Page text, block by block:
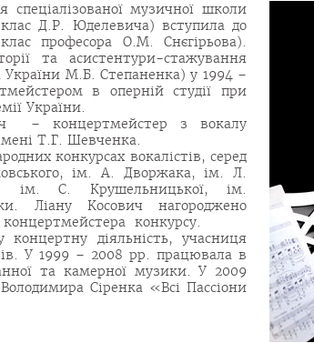
спеціалізованої музичної школи
Д.Р. Юделевича) вступила до
професора О.М. Снєгірьова).
та асистентури-стажування
України М.Б. Степаненка) у 1994 –
в оперній студії при
України.
– концертмейстер з вокалу
Т.Г. Шевченка.
конкурсах вокалістів, серед
ім. А. Дворжака, ім. Л.
С. Крушельницької, ім.
Ліану Косович нагороджено
конкурсу.
діяльність, учасниця
У 1999 – 2008 рр. працювала в
та камерної музики. У 2009
Сіренка «Всі Пассіони